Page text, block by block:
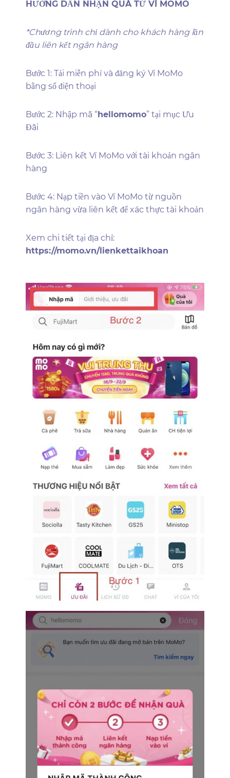
HƯỚNG DẪN NHẬN QUÀ TỪ VÍ MOMO
*Chương trình chỉ dành cho khách hàng lần
đầu liên kết ngân hàng
Bước 1: Tải miễn phí và đăng ký Ví MoMo
bằng số điện thoại
Bước 2: Nhập mã “hellomomo” tại mục Ưu
Đãi
Bước 3: Liên kết Ví MoMo với tài khoản ngân
hàng
Bước 4: Nạp tiền vào Ví MoMo từ nguồn
ngân hàng vừa liên kết để xác thực tài khoản
Xem chi tiết tại địa chỉ:
https://momo.vn/lienkettaikhoan